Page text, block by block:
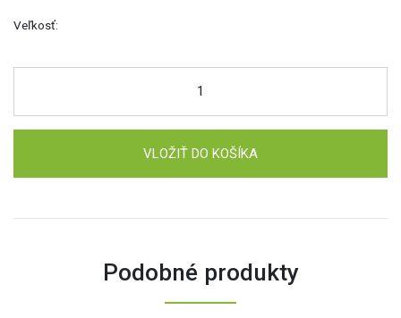
Veľkosť:
VLOŽIŤ DO KOŠÍKA
Podobné produkty